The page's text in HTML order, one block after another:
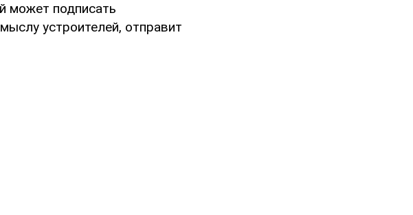
может подписать
устроителей, отправит